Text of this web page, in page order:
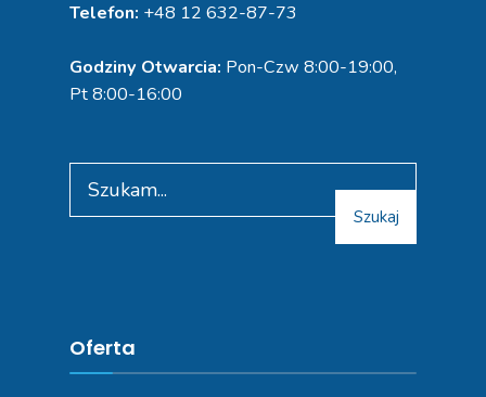
Telefon: +48 12 632-87-73
Godziny Otwarcia: Pon-Czw 8:00-19:00,
Pt 8:00-16:00
Szukaj
Oferta